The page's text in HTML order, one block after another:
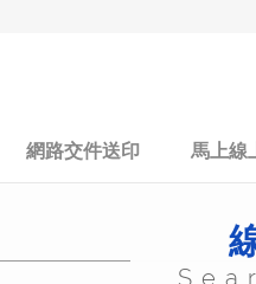
網路交件送印 馬上線